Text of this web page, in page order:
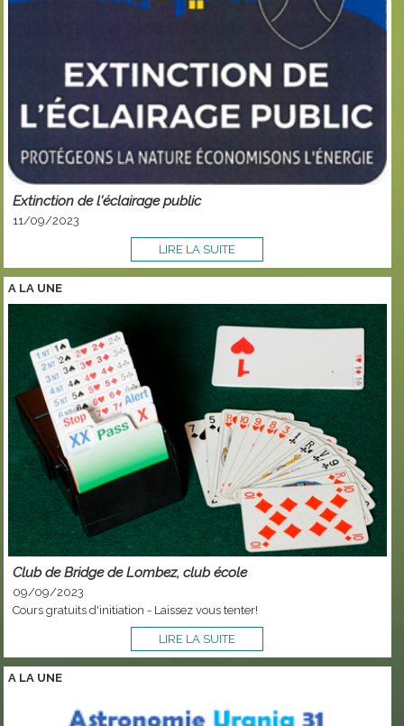
Extinction de l'éclairage public
11/09/2023
LIRE LA SUITE
A LA UNE
Club de Bridge de Lombez, club école
09/09/2023
Cours gratuits d'initiation - Laissez vous tenter!
LIRE LA SUITE
A LA UNE